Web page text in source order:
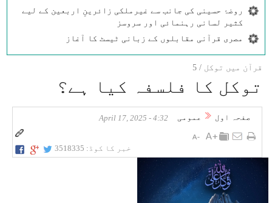
روضۂ حسینی کی جانب سے غیرملکی زائرینِ اربعین کے لیے
کثیر لسانی رہنمائی اور سروسز
مصری قرآنی مقابلوں کے زبانی ٹیسٹ کا آغاز
قرآن میں توکل / 5
توکل کا فلسفہ کیا ہے؟
صفحہ اول عمومی 4:32 - April 17, 2025
خبر کا کوڈ: 3518335